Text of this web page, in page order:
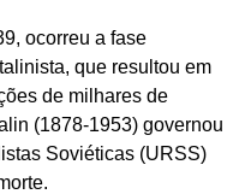
ocorreu a fase
que resultou em
de milhares de
(1878-1953) governou
Soviéticas (URSS)